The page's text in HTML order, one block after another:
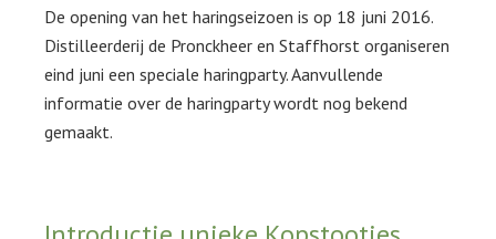
De opening van het haringseizoen is op 18 juni 2016.
Distilleerderij de Pronckheer en Staffhorst organiseren
eind juni een speciale haringparty. Aanvullende
informatie over de haringparty wordt nog bekend
gemaakt.